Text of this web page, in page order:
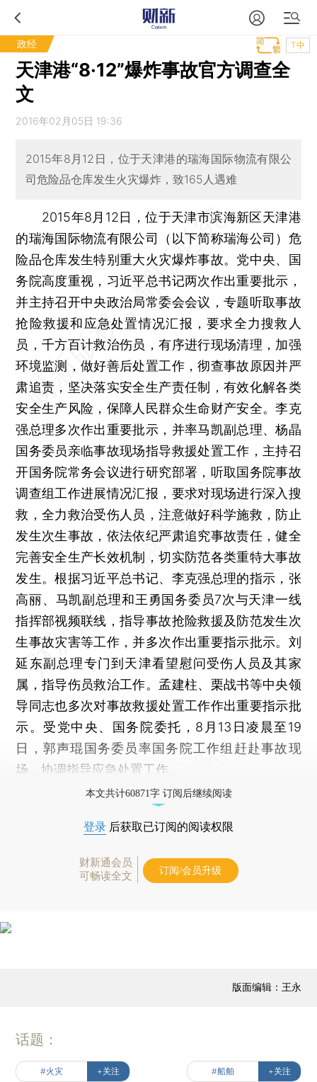
政经 T中
天津港“8·12”爆炸事故官方调查全
文
2016年02月05日 19:36
2015年8月12日，位于天津港的瑞海国际物流有限公
司危险品仓库发生火灾爆炸，致165人遇难
2015年8月12日，位于天津市滨海新区天津港
的瑞海国际物流有限公司（以下简称瑞海公司）危
险品仓库发生特别重大火灾爆炸事故。党中央、国
务院高度重视，习近平总书记两次作出重要批示，
并主持召开中央政治局常委会会议，专题听取事故
抢险救援和应急处置情况汇报，要求全力搜救人
员，千方百计救治伤员，有序进行现场清理，加强
环境监测，做好善后处置工作，彻查事故原因并严
肃追责，坚决落实安全生产责任制，有效化解各类
安全生产风险，保障人民群众生命财产安全。李克
强总理多次作出重要批示，并率马凯副总理、杨晶
国务委员亲临事故现场指导救援处置工作，主持召
开国务院常务会议进行研究部署，听取国务院事故
调查组工作进展情况汇报，要求对现场进行深入搜
救，全力救治受伤人员，注意做好科学施救，防止
发生次生事故，依法依纪严肃追究事故责任，健全
完善安全生产长效机制，切实防范各类重特大事故
发生。根据习近平总书记、李克强总理的指示，张
高丽、马凯副总理和王勇国务委员7次与天津一线
指挥部视频联线，指导事故抢险救援及防范发生次
生事故灾害等工作，并多次作出重要指示批示。刘
延东副总理专门到天津看望慰问受伤人员及其家
属，指导伤员救治工作。孟建柱、栗战书等中央领
导同志也多次对事故救援处置工作作出重要指示批
示。受党中央、国务院委托，8月13日凌晨至19
日，郭声琨国务委员率国务院工作组赶赴事故现
场，协调指导应急处置工作。
本文共计60871字 订阅后继续阅读
登录 后获取已订阅的阅读权限
财新通会员
可畅读全文
订阅/会员升级
版面编辑：王永
话题：
#火灾 +关注 #船舶 +关注